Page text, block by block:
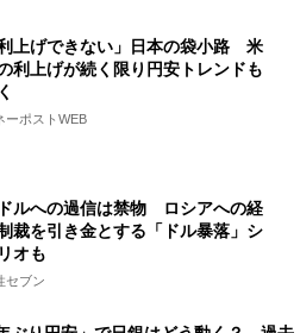
利上げできない」日本の袋小路 米
利上げが続く限り円安トレンドも
ーポストWEB
ルへの過信は禁物 ロシアへの経
裁を引き金とする「ドル暴落」シ
オも
セブン